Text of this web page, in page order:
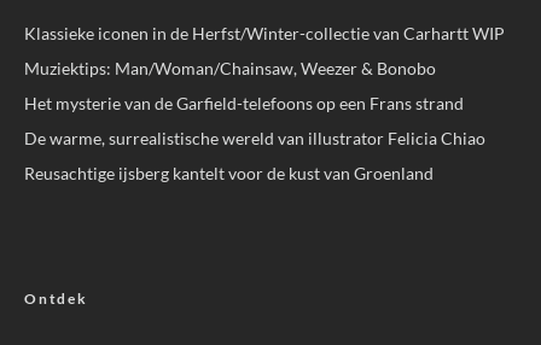
Klassieke iconen in de Herfst/Winter-collectie van Carhartt WIP
Muziektips: Man/Woman/Chainsaw, Weezer & Bonobo
Het mysterie van de Garfield-telefoons op een Frans strand
De warme, surrealistische wereld van illustrator Felicia Chiao
Reusachtige ijsberg kantelt voor de kust van Groenland
Ontdek